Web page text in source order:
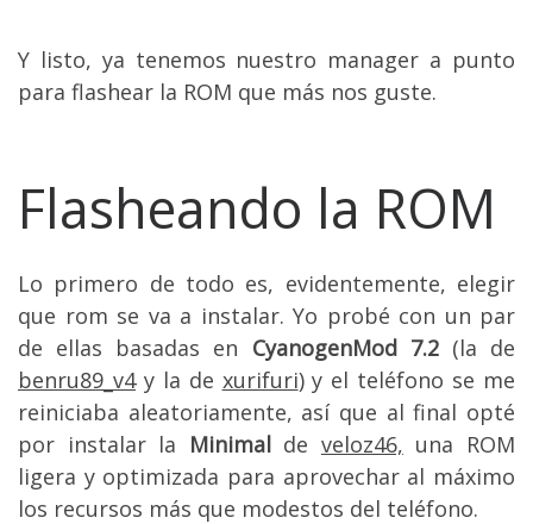
Y listo, ya tenemos nuestro manager a punto
para flashear la ROM que más nos guste.
Flasheando la ROM
Lo primero de todo es, evidentemente, elegir
que rom se va a instalar. Yo probé con un par
de ellas basadas en CyanogenMod 7.2(la de
benru89_v4y la de xurifuri) y el teléfono se me
reiniciaba aleatoriamente, así que al final opté
por instalar la Minimalde veloz46, una ROM
ligera y optimizada para aprovechar al máximo
los recursos más que modestos del teléfono.